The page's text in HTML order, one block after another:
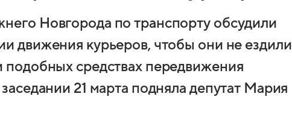
Новгорода по транспорту обсудили
движения курьеров, чтобы они не ездили
подобных средствах передвижения
21 марта подняла депутат Мария